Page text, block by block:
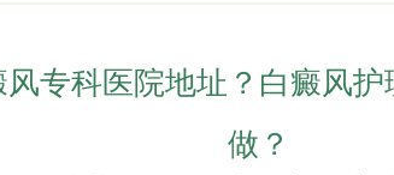
专科医院地址？白癜风
做？